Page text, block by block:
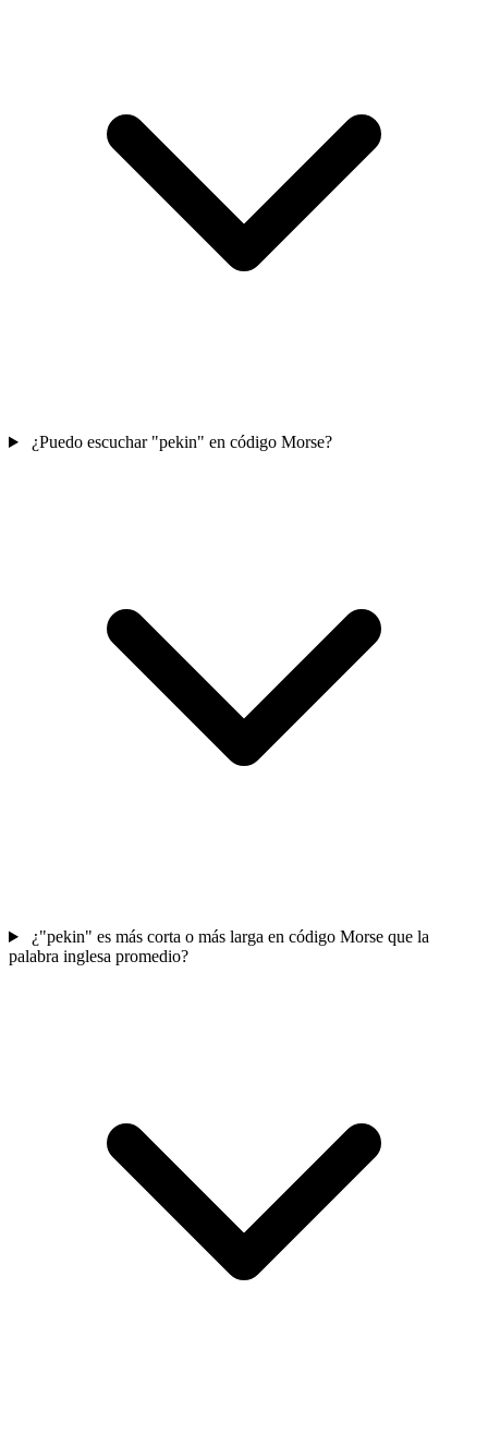
¿Puedo escuchar "pekin" en código Morse?
¿"pekin" es más corta o más larga en código Morse que la
palabra inglesa promedio?